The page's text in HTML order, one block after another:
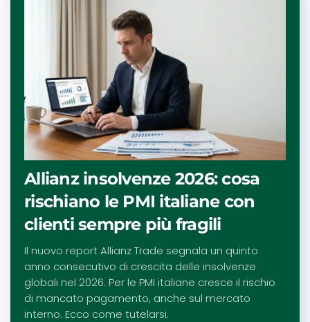
Allianz insolvenze 2026: cosa
rischiano le PMI italiane con
clienti sempre più fragili
Il nuovo report Allianz Trade segnala un quinto
anno consecutivo di crescita delle insolvenze
globali nel 2026. Per le PMI italiane cresce il rischio
di mancato pagamento, anche sul mercato
interno. Ecco come tutelarsi.